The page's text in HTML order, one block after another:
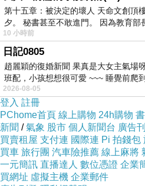
【Grocery Outlet】為美國
品牌的食品雜貨，多數店
區，頗受識徒老馬的歡迎
超過十美元，朋友曾問過
價格這麼有競爭力？」得
向酒商買斷商品，他們只
架上的酒才會這麼便宜。
第十五章：被決定的壞人 天命文創頂
夕。 秘書甚至不敢進門。 因為教育部
10 小時前
日記0805
趙麗穎的復婚新聞 果真是大女主氣場
班配，小孩想想很可愛 ~~~ 睡覺前爬
2026-08-05
登入 註冊
PChome首頁 線上購物 24h購物
新聞 /氣象 股市 個人新聞台 廣告
買賣租屋 支付連 國際連 Pi 拍錢包
買車 旅行團 汽車險推薦 線上麻將
一元簡訊 直播達人 數位憑證 企業
買網址 虛擬主機 企業郵件